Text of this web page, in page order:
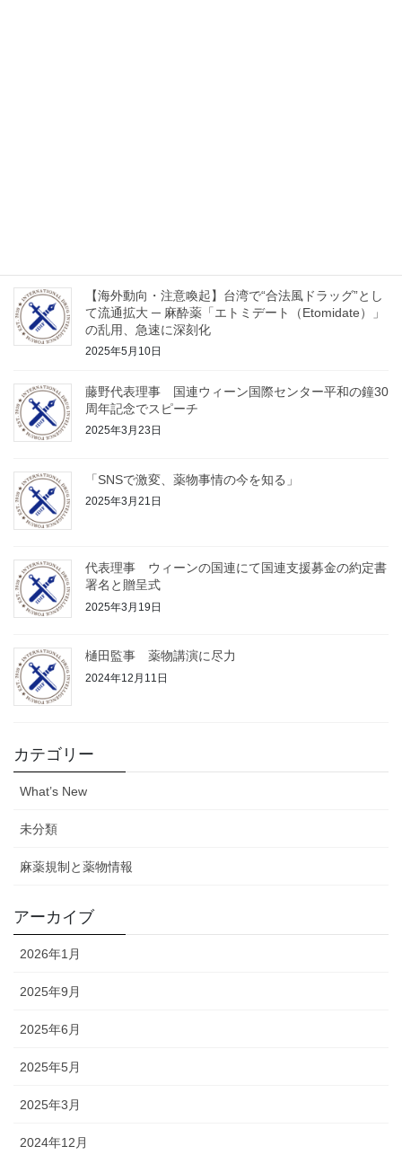
【海外動向・注意喚起】台湾で“合法風ドラッグ”とし
て流通拡大 ─ 麻酔薬「エトミデート（Etomidate）」
の乱用、急速に深刻化
2025年5月10日
藤野代表理事 国連ウィーン国際センター平和の鐘30
周年記念でスピーチ
2025年3月23日
「SNSで激変、薬物事情の今を知る」
2025年3月21日
代表理事 ウィーンの国連にて国連支援募金の約定書
署名と贈呈式
2025年3月19日
樋田監事 薬物講演に尽力
2024年12月11日
カテゴリー
What’s New
未分類
麻薬規制と薬物情報
アーカイブ
2026年1月
2025年9月
2025年6月
2025年5月
2025年3月
2024年12月